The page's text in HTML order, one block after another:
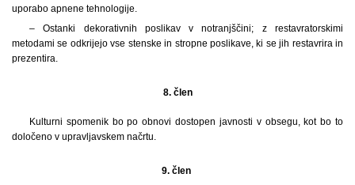
uporabo apnene tehnologije.
– Ostanki dekorativnih poslikav v notranjščini; z restavratorskimi
metodami se odkrijejo vse stenske in stropne poslikave, ki se jih restavrira in
prezentira.
8. člen
Kulturni spomenik bo po obnovi dostopen javnosti v obsegu, kot bo to
določeno v upravljavskem načrtu.
9. člen